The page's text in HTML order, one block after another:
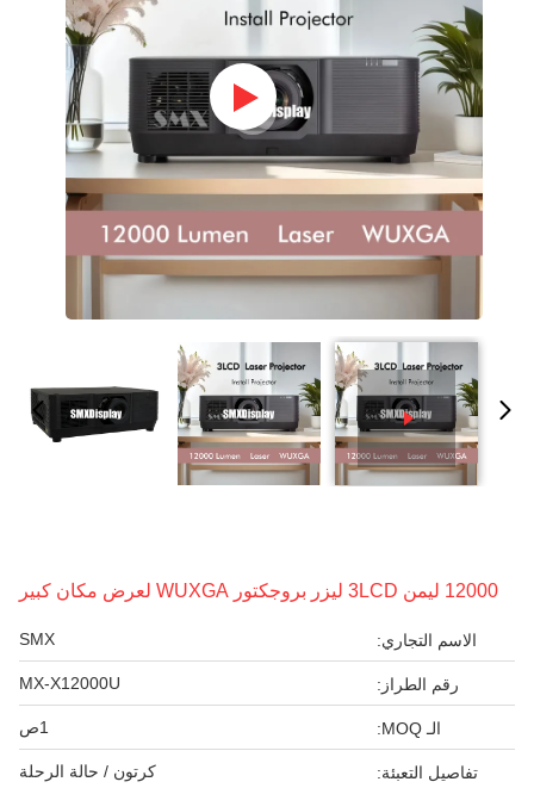
12000 ليمن 3LCD ليزر بروجكتور WUXGA لعرض مكان كبير
الاسم التجاري: SMX
رقم الطراز: MX-X12000U
الـ MOQ: 1ص
تفاصيل التعبئة: كرتون / حالة الرحلة